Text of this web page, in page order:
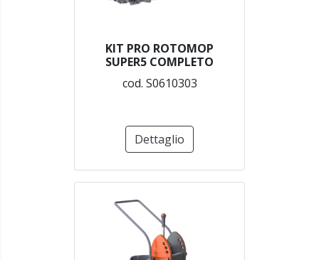
KIT PRO ROTOMOP
SUPER5 COMPLETO
cod. S0610303
Dettaglio